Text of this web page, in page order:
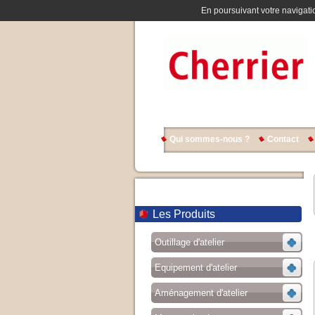
En poursuivant votre
Qui sommes-nous ? Contact
Les Produits
Outillage d'atelier
Equipement d'atelier
Aménagement d'atelier